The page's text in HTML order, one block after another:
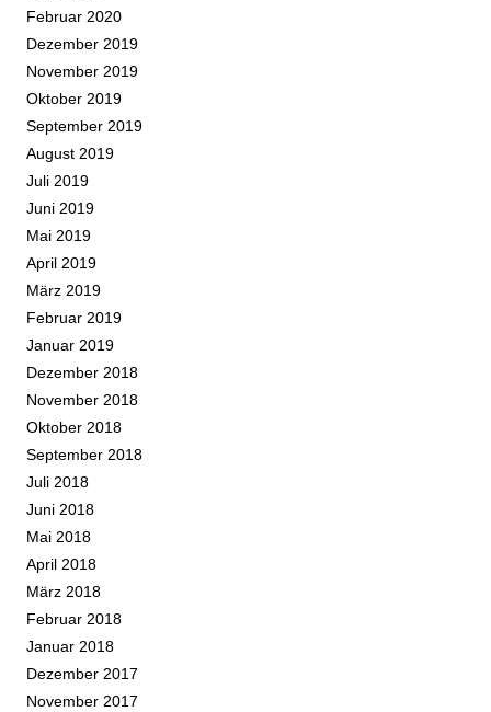
Februar 2020
Dezember 2019
November 2019
Oktober 2019
September 2019
August 2019
Juli 2019
Juni 2019
Mai 2019
April 2019
März 2019
Februar 2019
Januar 2019
Dezember 2018
November 2018
Oktober 2018
September 2018
Juli 2018
Juni 2018
Mai 2018
April 2018
März 2018
Februar 2018
Januar 2018
Dezember 2017
November 2017